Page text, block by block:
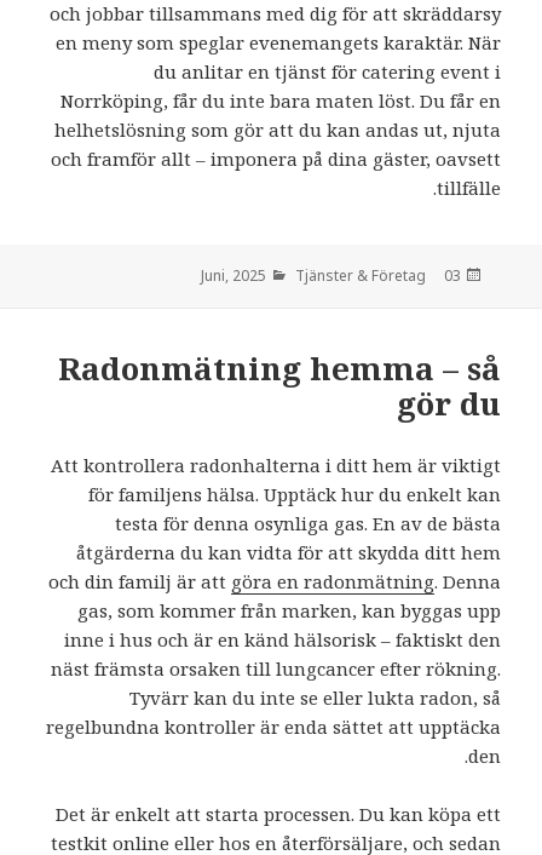
och jobbar tillsammans med dig för att skräddarsy
en meny som speglar evenemangets karaktär. När
du anlitar en tjänst för catering event i
Norrköping, får du inte bara maten löst. Du får en
helhetslösning som gör att du kan andas ut, njuta
och framför allt – imponera på dina gäster, oavsett
tillfälle.
den
03 Juni, 2025
Tjänster & Företag
Radonmätning hemma – så
gör du
Att kontrollera radonhalterna i ditt hem är viktigt
för familjens hälsa. Upptäck hur du enkelt kan
testa för denna osynliga gas. En av de bästa
åtgärderna du kan vidta för att skydda ditt hem
och din familj är att göra en radonmätning. Denna
gas, som kommer från marken, kan byggas upp
inne i hus och är en känd hälsorisk – faktiskt den
näst främsta orsaken till lungcancer efter rökning.
Tyvärr kan du inte se eller lukta radon, så
regelbundna kontroller är enda sättet att upptäcka
den.
Det är enkelt att starta processen. Du kan köpa ett
testkit online eller hos en återförsäljare, och sedan